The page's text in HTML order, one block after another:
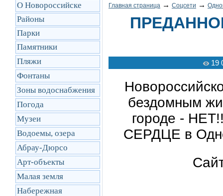
О Новороссийске
Районы
Парки
Памятники
Пляжи
Фонтаны
Зоны водоснабжения
Погода
Музеи
Водоемы, озера
Абрау-Дюрсо
Арт-объекты
Малая земля
Набережная
Главная страница → Соцсети →
19
бездомным
городе -
СЕРДЦЕ в